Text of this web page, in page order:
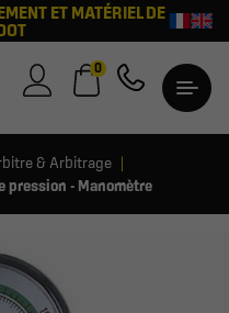
ET MATÉRIEL DE
0
& Arbitrage
pression - Manomètre